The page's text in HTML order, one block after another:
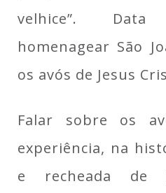
velhice”.
homenagear São
os avós de Jesus
Falar sobre os
experiência, na
e recheada de